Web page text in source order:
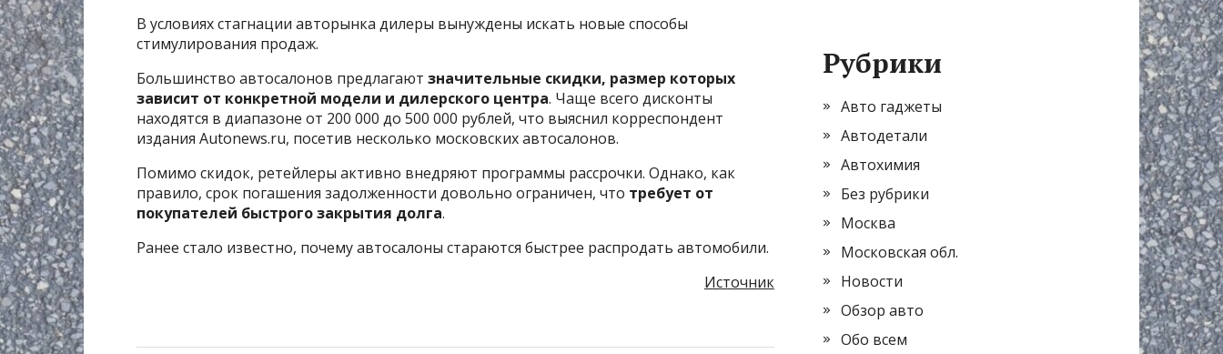
В условиях стагнации авторынка дилеры вынуждены искать новые способы
стимулирования продаж.
Большинство автосалонов предлагают значительные скидки, размер которых
зависит от конкретной модели и дилерского центра. Чаще всего дисконты
находятся в диапазоне от 200 000 до 500 000 рублей, что выяснил корреспондент
издания Autonews.ru, посетив несколько московских автосалонов.
Помимо скидок, ретейлеры активно внедряют программы рассрочки. Однако, как
правило, срок погашения задолженности довольно ограничен, что требует от
покупателей быстрого закрытия долга.
Ранее стало известно, почему автосалоны стараются быстрее распродать автомобили.
Источник
Рубрики
Авто гаджеты
Автодетали
Автохимия
Без рубрики
Москва
Московская обл.
Новости
Обзор авто
Обо всем